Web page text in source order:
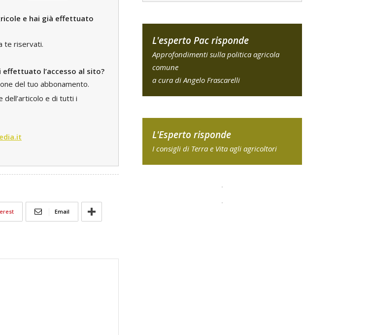
e hai già effettuato
te riservati.
effettuato l’accesso al sito?
del tuo abbonamento.
dell’articolo e di tutti i
Email
L'esperto Pac risponde
Approfondimenti sulla politica agricola
comune
a cura di Angelo Frascarelli
L'Esperto risponde
I consigli di Terra e Vita agli agricoltori